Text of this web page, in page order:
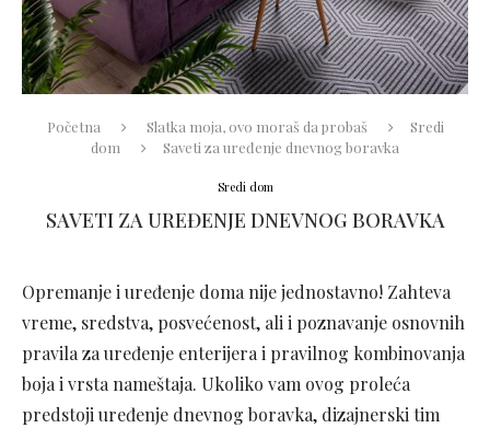
Početna Slatka moja, ovo moraš da probaš
Sredi
dom
Saveti za uređenje dnevnog boravka
Sredi dom
SAVETI ZA UREĐENJE DNEVNOG BORAVKA
Opremanje i uređenje doma nije jednostavno! Zahteva
vreme, sredstva, posvećenost, ali i poznavanje osnovnih
pravila za uređenje enterijera i pravilnog kombinovanja
boja i vrsta nameštaja. Ukoliko vam ovog proleća
predstoji uređenje dnevnog boravka, dizajnerski tim